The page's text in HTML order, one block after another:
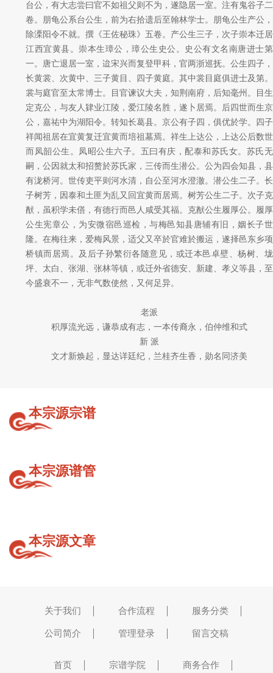
台公，有大志尝曰官不如祖父则不为，遂隐居一室。注有鬼谷子二
卷。朋龟公系台公生，前为右拾遗后至翰林学士。朋龟公生产公，
除溧阳令不就。撰《王佐秘珠》五卷。产公生三子，次子崇本迁居
江西宜黄县。崇本生璋公，璋公生史公。史公有文名南唐进士第
一。唐亡退居一室，迨宋兴而复登甲科，官两浙巡抚。公生四子，
长黄裳、次黄中、三子黄目、四子黄庭。其中裳目庭俱进士及第。
裳与庭官至太常博士。目官谏议大夫，知荆南府，后知毫州。目生
定克公，与友人肄业江陵，爱江陵名胜，遂卜居焉。后四世而生京
公，嘉祐中为湖阳令。转知长葛县。京公有子四，俱优於学。四子
祥闻祖居在宜黄复迁宜黄而培祖墓焉。祥生上达公，上达公后数世
而凤韶公生。凤昭公生六子。五曰有庆，配泰和苏氏女。苏氏无
嗣，公因就太和招赘於苏氏家，三传而生潜公。公为四会知县，县
有泷桥河。世传吏平则河水清，自公至河水澄澈。潜公生二子。长
子树芳，因泰和土匪为乱又回宜黄而居焉。树芳公生二子。次子克
猷，虽积学未僐，有德行而邑人咸受其福。克猷公生履厚公。履厚
公生宪章公，为安微宿邑巡检，与梅邑知县唐辅有旧，姻长子世
隆。在梅往来，爱梅风景，适父又卒於官难於搬运，遂择邑东乡项
桥镇而居焉。及后子孙繁衍各随意见，或迁本邑卓壁、杨树、垅
坪、太白、张湖、张林等镇，或迁外省德安、新建、孝义等县，至
今盛衰不一，无非气数使然，又何足异。
老派
积厚流光远，谦恭成有志，一本传裔永，伯仲维和式
新 派
文才新焕起，显达详廷纪，兰桂齐生香，勋名同济美
本宗源宗谱
本宗源谱管
本宗源文章
关于我们 合作流程 服务分类
公司简介 管理登录 留言交稿
首页 宗谱学院 商务合作